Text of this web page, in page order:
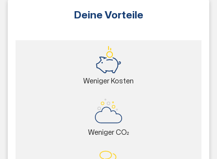
Deine Vorteile
Weniger Kosten
Weniger CO₂